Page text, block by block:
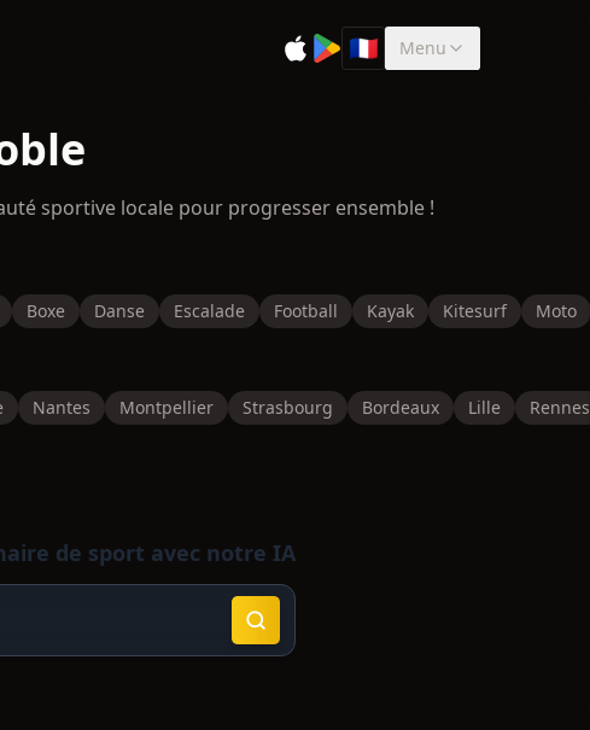
🇫🇷Sélectionner la langue
Menu
sportive locale pour progresser ensemble !
Boxe Danse Escalade Football Kayak Kitesurf Moto
Nantes Montpellier Strasbourg Bordeaux Lille Rennes
de sport avec notre IA